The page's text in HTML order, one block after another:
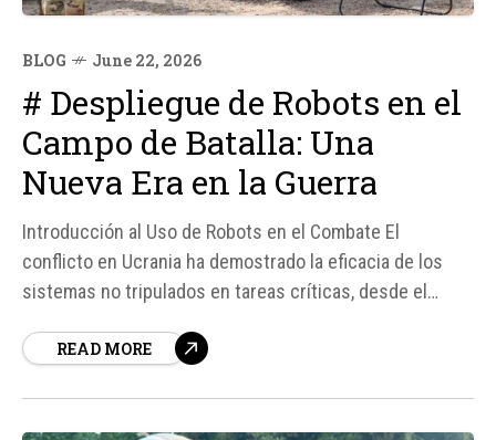
BLOG June 22, 2026
# Despliegue de Robots en el
Campo de Batalla: Una
Nueva Era en la Guerra
Introducción al Uso de Robots en el Combate El
conflicto en Ucrania ha demostrado la eficacia de los
sistemas no tripulados en tareas críticas, desde el
Esto ha llevado al Ejecutivo estadounidense a replantear
READ MORE